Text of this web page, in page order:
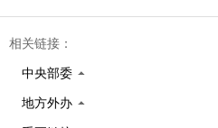
相关链接：
中央部委
地方外办